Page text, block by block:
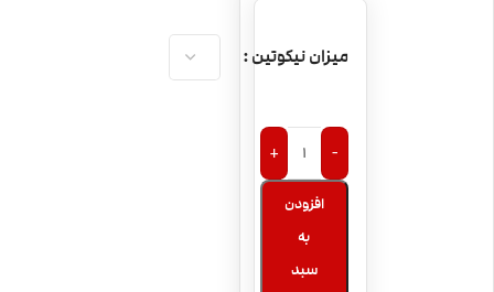
میزان نیکوتین
-
+
افزودن
به
سبد